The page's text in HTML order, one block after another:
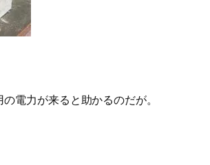
電力が来ると助かるのだが。